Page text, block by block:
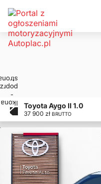
Toyota Aygo II 1.0
37 900 zł BRUTTO